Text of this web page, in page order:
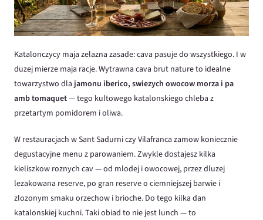
Katalonczycy maja zelazna zasade: cava pasuje do wszystkiego. I w
duzej mierze maja racje. Wytrawna cava brut nature to idealne
towarzystwo dlajamonu iberico, swiezych owocow morza i pa
amb tomaquet— tego kultowego katalonskiego chleba z
przetartym pomidorem i oliwa.
W restauracjach w Sant Sadurni czy Vilafranca zamow koniecznie
degustacyjne menu z parowaniem. Zwykle dostajesz kilka
kieliszkow roznych cav — od mlodej i owocowej, przez dluzej
lezakowana reserve, po gran reserve o ciemniejszej barwie i
zlozonym smaku orzechow i brioche. Do tego kilka dan
katalonskiej kuchni. Taki obiad to nie jest lunch — to